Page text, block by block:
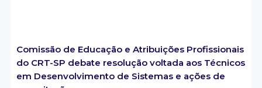
Comissão de Educação e Atribuições Profissionais
do CRT-SP debate resolução voltada aos Técnicos
em Desenvolvimento de Sistemas e ações de